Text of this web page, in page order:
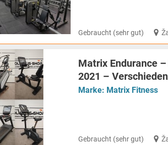
Gebraucht (sehr gut)
Matrix Endurance
2021 –
Marke: Matrix Fitness
Gebraucht (sehr gut)